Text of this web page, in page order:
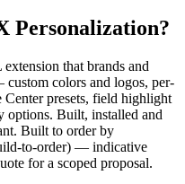
Personalization?
that brands and
colors and logos, per-
presets, field highlight
options. Built, installed and
Built to order by
to-order) — indicative
for a scoped proposal.